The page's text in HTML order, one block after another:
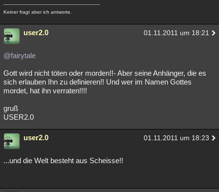
Keiner fragt aber ich antworte.
user2.0 01.11.2011 um 18:21
@fairytale
Gott wird nicht töten oder morden!!- Aber seine Anhänger, die es
sich erlauben Ihn zu definieren!! Und wer im Namen Gottes
mordet, hat ihn verraten!!!!
gruß
USER2.0
user2.0 01.11.2011 um 18:23
...und die Welt besteht aus Scheisse!!